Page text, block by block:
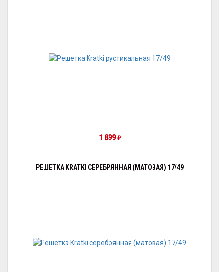
1 899₽
РЕШЕТКА KRATKI СЕРЕБРЯННАЯ (МАТОВАЯ) 17/49